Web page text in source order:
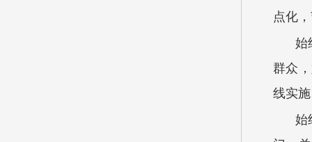
点化
始
群众
线实
始